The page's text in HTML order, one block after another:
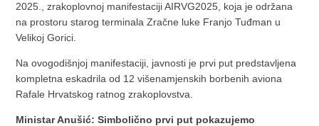
2025., zrakoplovnoj manifestaciji AIRVG2025, koja je održana
na prostoru starog terminala Zračne luke Franjo Tuđman u
Velikoj Gorici.
Na ovogodišnjoj manifestaciji, javnosti je prvi put predstavljena
kompletna eskadrila od 12 višenamjenskih borbenih aviona
Rafale Hrvatskog ratnog zrakoplovstva.
Ministar Anušić: Simbolično prvi put pokazujemo